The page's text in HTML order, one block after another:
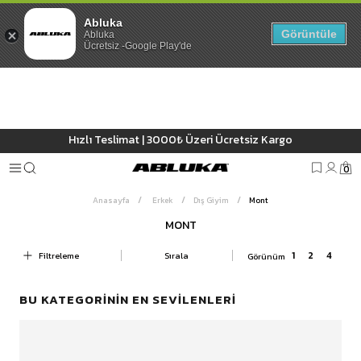
Hızlı Teslimat | 3000₺ Üzeri Ücretsiz Kargo
0
Anasayfa Erkek Dış Giyim Mont
MONT
Filtreleme Sırala
BU KATEGORININ EN SEVILENLERI
Abluka
Abluka
Ücretsiz -Google Play'de
Görüntüle